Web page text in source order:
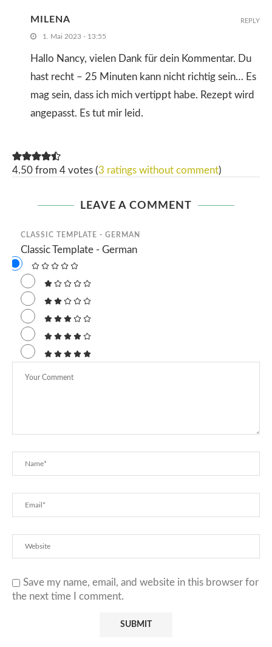
MILENA
1. Mai 2023 - 13:55
Hallo Nancy, vielen Dank für dein Kommentar. Du
hast recht – 25 Minuten kann nicht richtig sein… Es
mag sein, dass ich mich vertippt habe. Rezept wird
angepasst. Es tut mir leid.
REPLY
4.50 from 4 votes (3 ratings without comment)
LEAVE A COMMENT
CLASSIC TEMPLATE - GERMAN
Classic Template - German
Save my name, email, and website in this browser for
the next time I comment.